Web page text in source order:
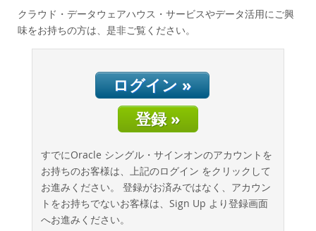
ニュース & イベント
ご購入方法
クラウド・データウェアハウス・サービスやデータ活用にご興
味をお持ちの方は、是非ご覧ください。
ログイン »
登録 »
すでにOracle シングル・サインオンのアカウントを
お持ちのお客様は、上記のログイン をクリックして
お進みください。 登録がお済みではなく、アカウン
トをお持ちでないお客様は、Sign Up より登録画面
へお進みください。